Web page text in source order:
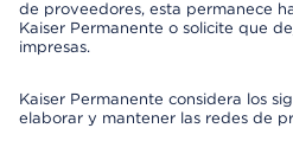
de proveedores, esta permanece
Kaiser Permanente o solicite que
impresas.
Kaiser Permanente considera los
elaborar y mantener las redes de